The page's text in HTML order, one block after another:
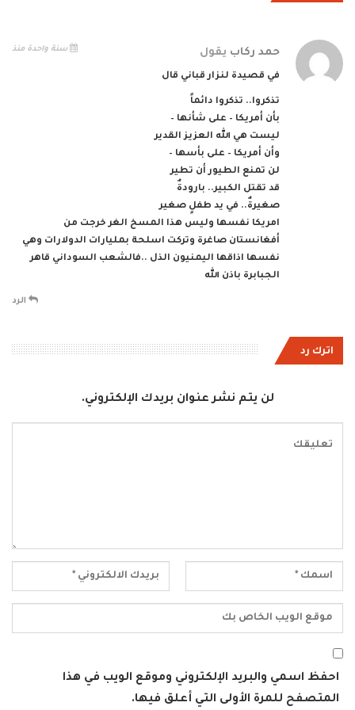
حمد ركاب يقول سنة واحدة منذ
في قصيدة لنزار قباني قال
تذكروا.. تذكروا دائماً
بأن أمريكا – على شأنها –
ليست هي الله العزيز القدير
وأن أمريكا – على بأسها –
لن تمنع الطيور أن تطير
قد تقتل الكبير.. بارودةٌ
صغيرةٌ.. في يد طفلٍ صغير
امريكا نفسها وليس هذا المسخ الغر خرجت من
أفغانستان صاغرة وتركت اسلحة بمليارات الدولارات وهي
نفسها اذاقها اليمنيون الذل ..فالشعب السوداني قاهر
الجبابرة باذن الله
الرد
اترك رد
لن يتم نشر عنوان بريدك الإلكتروني.
احفظ اسمي والبريد الإلكتروني وموقع الويب في هذا
المتصفح للمرة الأولى التي أعلق فيها.